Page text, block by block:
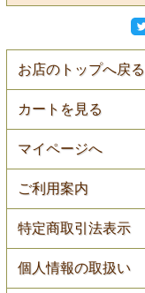
お店のトップへ戻る
カートを見る
マイページへ
ご利用案内
特定商取引法表示
個人情報の取扱い